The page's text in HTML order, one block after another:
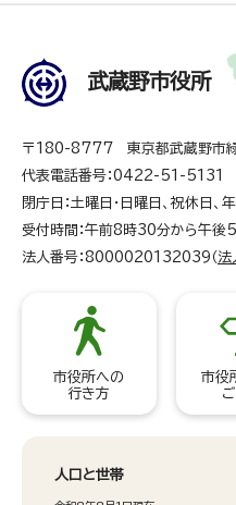
武蔵野市役所
〒180-8777 東京都武蔵野市
代表電話番号：0422-51-5131
閉庁日：土曜日・日曜日、祝休日
受付時間：午前8時30分から午後
法人番号：8000020132039（ 法
市役所への
行き方
市役
人口と世帯